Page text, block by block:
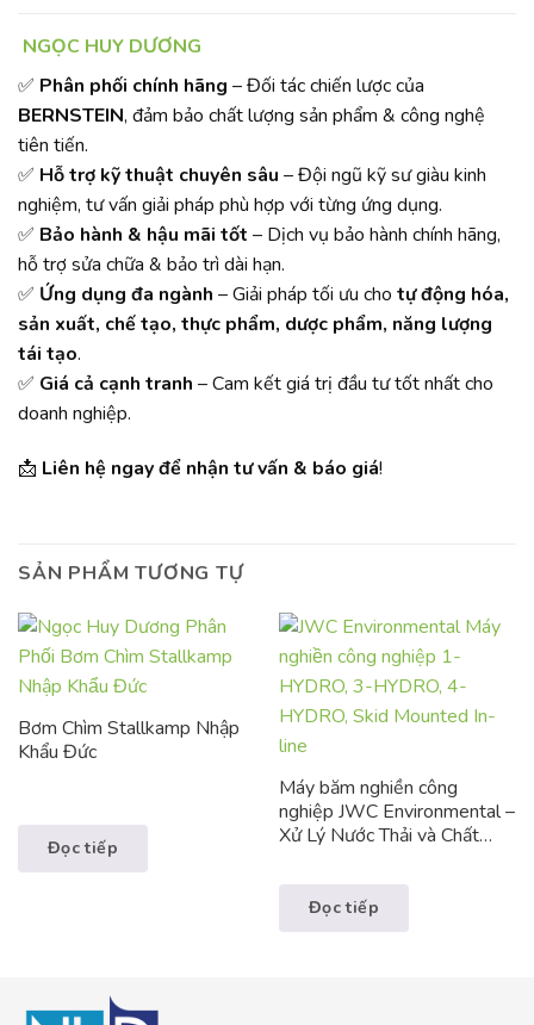
NGỌC HUY DƯƠNG
✅ Phân phối chính hãng – Đối tác chiến lược của
BERNSTEIN, đảm bảo chất lượng sản phẩm & công nghệ
tiên tiến.
✅ Hỗ trợ kỹ thuật chuyên sâu – Đội ngũ kỹ sư giàu kinh
nghiệm, tư vấn giải pháp phù hợp với từng ứng dụng.
✅ Bảo hành & hậu mãi tốt – Dịch vụ bảo hành chính hãng,
hỗ trợ sửa chữa & bảo trì dài hạn.
✅ Ứng dụng đa ngành – Giải pháp tối ưu cho tự động hóa,
sản xuất, chế tạo, thực phẩm, dược phẩm, năng lượng
tái tạo.
✅ Giá cả cạnh tranh – Cam kết giá trị đầu tư tốt nhất cho
doanh nghiệp.
📩 Liên hệ ngay để nhận tư vấn & báo giá!
SẢN PHẨM TƯƠNG TỰ
Bơm Chìm Stallkamp Nhập
Khẩu Đức
Đọc tiếp
Máy băm nghiền công
nghiệp JWC Environmental –
Xử Lý Nước Thải và Chất
Đọc tiếp